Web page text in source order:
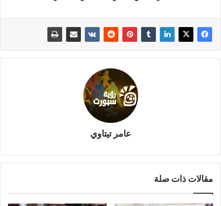
عامر تيتاوي
مقالات ذات صلة